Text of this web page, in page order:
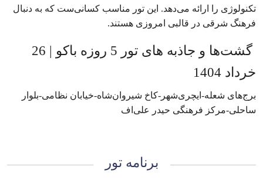
تکنولوژی را ارائه می‌دهد. این تور مناسب کسانی‌ست که به دنبال
فرهنگ شرقی در قالبی امروزی هستند.
گشت‌ها و جاذبه های تور‌ 5 روزه باکو | 26
خرداد 1404
برج‌های شعله-ایچری‌شهر-کاخ شیروان‌شاه-خیابان نظامی-بلوار
ساحلی-مرکز فرهنگی حیدر علی‌اف
برنامه تور